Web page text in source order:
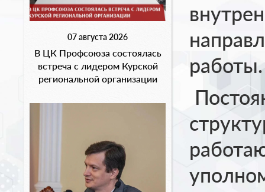
07 августа 2026
В ЦК Профсоюза состоялась
встреча с лидером Курской
региональной организации
работы.